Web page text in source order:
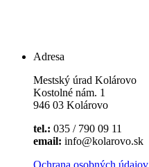
Adresa
Mestský úrad Kolárovo
Kostolné nám. 1
946 03 Kolárovo
tel.: 035 / 790 09 11
email: info@kolarovo.sk